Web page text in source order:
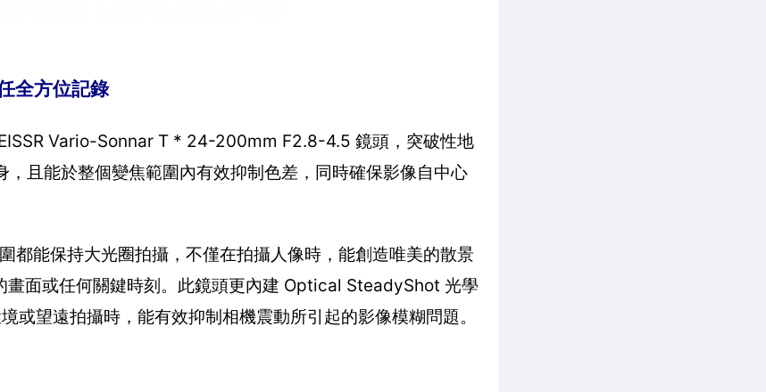
全方位記錄
Vario-Sonnar T * 24-200mm F2.8-4.5 鏡頭，突破性地
且能於整個變焦範圍內有效抑制色差，同時確保影像自中心
能保持大光圈拍攝，不僅在拍攝人像時，能創造唯美的散景
面或任何關鍵時刻。此鏡頭更內建 Optical SteadyShot 光學
望遠拍攝時，能有效抑制相機震動所引起的影像模糊問題。